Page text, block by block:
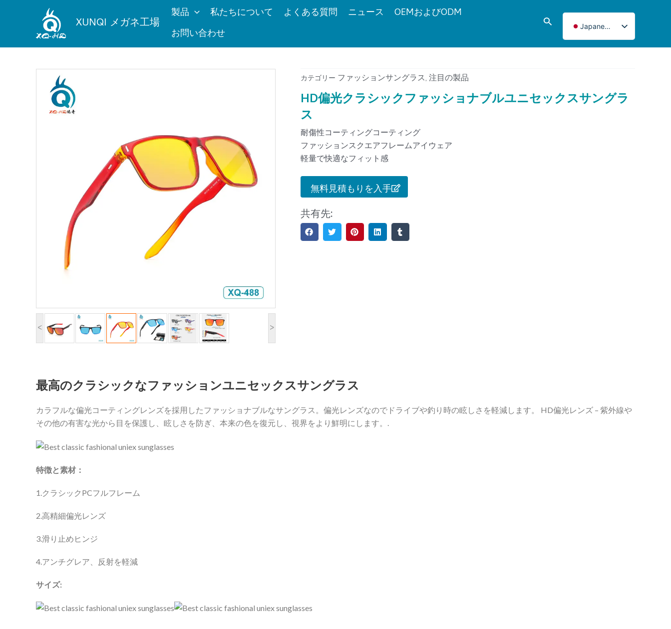
ス
XUNQI メガネ工場
製品 私たちについて よくある質問 ニュース
OEMおよびODM
お問い合わせ
検
Japanese
English
Korean
< >
カテゴリー ファッションサングラス, 注目の製品
HD偏光クラシックファッショナブルユニセックスサングラ
ス
耐傷性コーティングコーティング
ファッションスクエアフレームアイウェア
軽量で快適なフィット感
無料見積もりを入手
共有先:
最高のクラシックなファッションユニセックスサングラス
カラフルな偏光コーティングレンズを採用したファッショナブルなサングラス。偏光レンズなのでドライブや釣り時の眩しさを軽減します。 HD偏光レンズ – 紫外線や
その他の有害な光から目を保護し、眩しさを防ぎ、本来の色を復元し、視界をより鮮明にします。.
特徴と素材：
1.クラシックPCフルフレーム
2.高精細偏光レンズ
3.滑り止めヒンジ
4.アンチグレア、反射を軽減
サイズ: